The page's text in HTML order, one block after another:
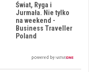
Świat, Ryga i
Jurmała. Nie tylko
na weekend -
Business Traveller
Poland